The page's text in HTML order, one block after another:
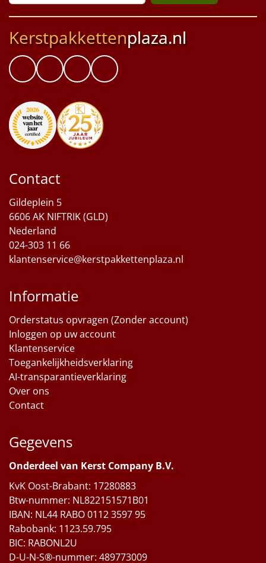
Kerstpakkettenplaza.nl
Contact
Gildeplein 5
6606 AK NIFTRIK (GLD)
Nederland
024-303 11 66
klantenservice@kerstpakkettenplaza.nl
Informatie
Orderstatus opvragen (Zonder account)
Inloggen op uw account
Klantenservice
Toegankelijkheidsverklaring
AI-transparantieverklaring
Over ons
Contact
Gegevens
Onderdeel van Kerst Company B.V.
KvK Oost-Brabant: 17280883
Btw-nummer: NL822151571B01
IBAN: NL44 RABO 0112 3597 95
Rabobank: 1123.59.795
BIC: RABONL2U
D-U-N-S®-nummer: 489773009